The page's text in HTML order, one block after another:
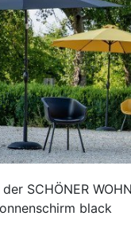
SCHÖNER
black